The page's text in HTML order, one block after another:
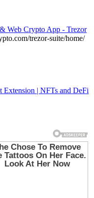
Web Crypto App - Trezor
trezor-suite/home/
| NFTs and DeFi